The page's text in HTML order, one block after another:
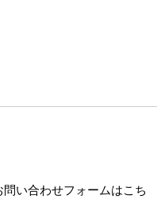
い合わせフォームはこち